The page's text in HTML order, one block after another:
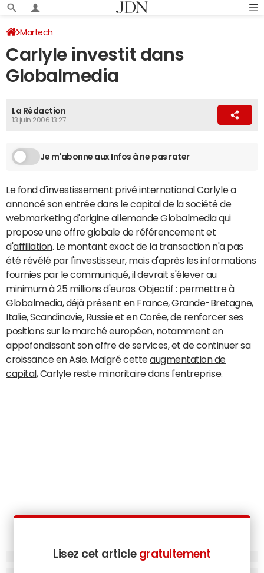
Martech
Carlyle investit dans
Globalmedia
La Rédaction
13 juin 2006 13:27
Je m'abonne aux Infos à ne pas rater
Le fond d'investissement privé international Carlyle a
annoncé son entrée dans le capital de la société de
webmarketing d'origine allemande Globalmedia qui
propose une offre globale de référencement et
d'affiliation. Le montant exact de la transaction n'a pas
été révélé par l'investisseur, mais d'après les informations
fournies par le communiqué, il devrait s'élever au
minimum à 25 millions d'euros. Objectif : permettre à
Globalmedia, déjà présent en France, Grande-Bretagne,
Italie, Scandinavie, Russie et en Corée, de renforcer ses
positions sur le marché européen, notamment en
appofondissant son offre de services, et de continuer sa
croissance en Asie. Malgré cetteaugmentation de
capital , Carlyle reste minoritaire dans l'entreprise.
Lisez cet article gratuitement